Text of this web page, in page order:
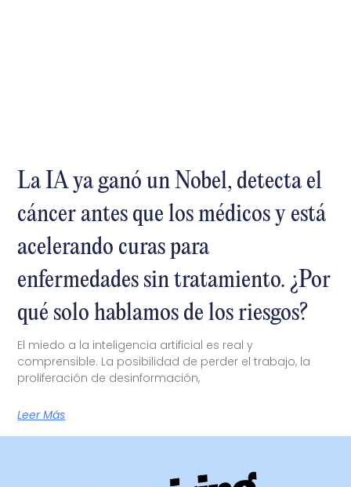
La IA ya ganó un Nobel, detecta el
cáncer antes que los médicos y está
acelerando curas para
enfermedades sin tratamiento. ¿Por
qué solo hablamos de los riesgos?
El miedo a la inteligencia artificial es real y
comprensible. La posibilidad de perder el trabajo, la
proliferación de desinformación,
Leer Más